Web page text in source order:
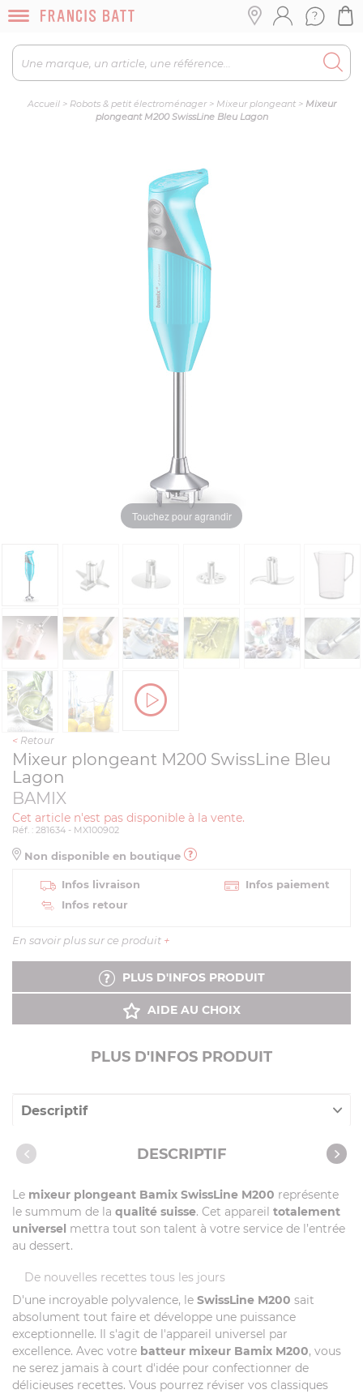
Accueil> Robots & petit électroménager> Mixeur plongeant> Mixeur
plongeant M200 SwissLine Bleu Lagon
Touchez pour agrandir
< Retour
Mixeur plongeant M200 SwissLine Bleu
Lagon
BAMIX
Cet article n'est pas disponible à la vente.
Réf. : 281634 - MX100902
Non disponible en boutique
Infos livraison
Infos paiement
Infos retour
En savoir plus sur ce produit +
PLUS D'INFOS PRODUIT
AIDE AU CHOIX
PLUS D'INFOS PRODUIT
Descriptif
Caractéristiques
Vidéos
DESCRIPTIF
Le mixeur plongeant Bamix SwissLine M200 représente
le summum de la qualité suisse. Cet appareil totalement
universel mettra tout son talent à votre service de l’entrée
au dessert.
De nouvelles recettes tous les jours
D'une incroyable polyvalence, le SwissLine M200 sait
absolument tout faire et développe une puissance
exceptionnelle. Il s'agit de l'appareil universel par
excellence. Avec votre batteur mixeur Bamix M200, vous
ne serez jamais à court d'idée pour confectionner de
délicieuses recettes. Vous pourrez réviser vos classiques